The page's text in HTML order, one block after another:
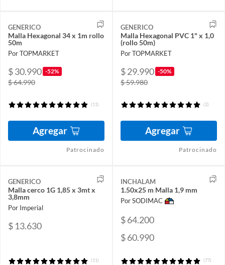
GENERICO
Malla Hexagonal 34 x 1m rollo
50m
Por TOPMARKET
$ 30.990 -52%
$ 64.990
(11)
Agregar
Patrocinado
GENERICO
Malla Hexagonal PVC 1" x 1,0
(rollo 50m)
Por TOPMARKET
$ 29.990 -50%
$ 59.980
(2)
Agregar
Patrocinado
GENERICO
Malla cerco 1G 1,85 x 3mt x
3,8mm
Por Imperial
$ 13.630
(11)
INCHALAM
1.50x25 m Malla 1,9 mm
Por SODIMAC
$ 64.200
$ 60.990
(77)